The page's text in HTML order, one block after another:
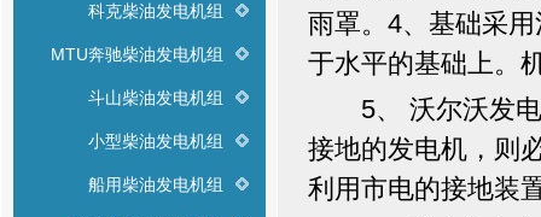
科克柴油发电机组
MTU奔驰柴油发电机组
斗山柴油发电机组
小型柴油发电机组
船用柴油发电机组
雨罩。4、基础采
于水平的基础上。
5、 沃尔沃发电
接地的发电机，则
利用市电的接地装